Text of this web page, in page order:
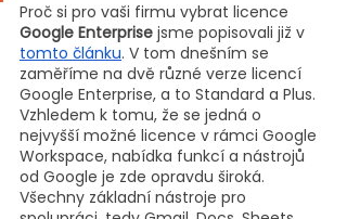
Proč si pro vaši firmu vybrat licence
Google Enterprise jsme popisovali již v
tomto článku. V tom dnešním se
zaměříme na dvě různé verze licencí
Google Enterprise, a to Standard a Plus.
Vzhledem k tomu, že se jedná o
nejvyšší možné licence v rámci Google
Workspace, nabídka funkcí a nástrojů
od Google je zde opravdu široká.
Všechny základní nástroje pro